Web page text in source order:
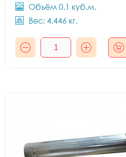
Объём 0.1 куб.м.
Вес: 4.446 кг.